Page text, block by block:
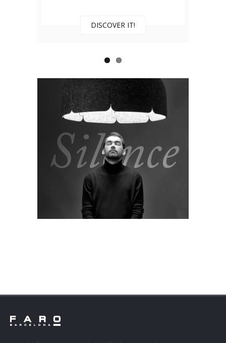
DISCOVER IT!